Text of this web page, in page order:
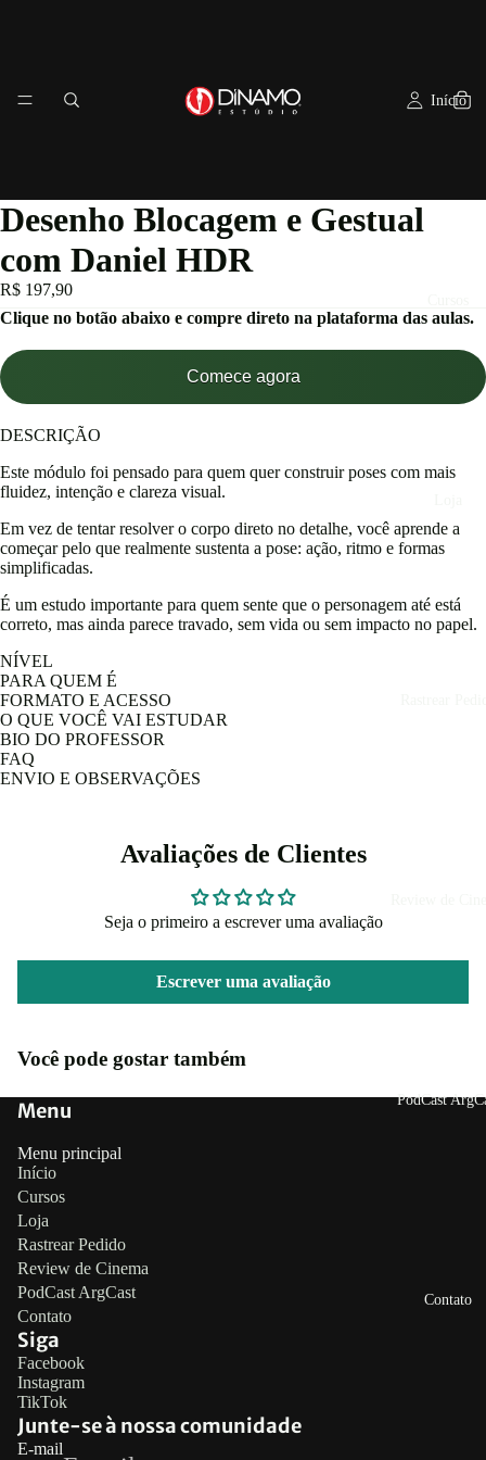
Início
PodCast
Contato
Desenho Blocagem e Gestual
com Daniel HDR
R$ 197,90
Clique no botão abaixo e compre direto na plataforma das aulas.
Comece agora
DESCRIÇÃO
Este módulo foi pensado para quem quer construir poses com mais
fluidez, intenção e clareza visual.
Em vez de tentar resolver o corpo direto no detalhe, você aprende a
começar pelo que realmente sustenta a pose: ação, ritmo e formas
simplificadas.
É um estudo importante para quem sente que o personagem até está
correto, mas ainda parece travado, sem vida ou sem impacto no papel.
NÍVEL
PARA QUEM É
FORMATO E ACESSO
O QUE VOCÊ VAI ESTUDAR
BIO DO PROFESSOR
FAQ
ENVIO E OBSERVAÇÕES
Avaliações de Clientes
Seja o primeiro a escrever uma avaliação
Escrever uma avaliação
Você pode gostar também
Menu
Menu principal
Início
Cursos
Loja
Rastrear Pedido
Review de Cinema
PodCast ArgCast
Contato
Siga
Facebook
Instagram
TikTok
Junte-se à nossa comunidade
E-mail
Termos de serviço